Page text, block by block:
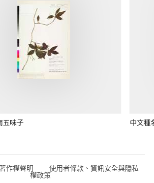
五味子 中文種
作權聲明 使用者條款、資訊安全與隱私
權政策